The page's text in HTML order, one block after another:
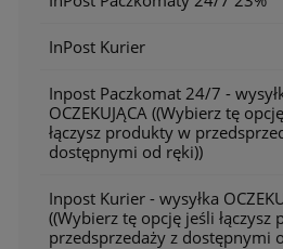
InPost Kurier
Inpost Paczkomat 24/7 -
OCZEKUJĄCA((Wybierz tę
łączysz produkty w
dostępnymi od ręki))
Inpost Kurier - wysyłka
((Wybierz tę opcję jeśli łączysz
przedsprzedaży z dostępnymi